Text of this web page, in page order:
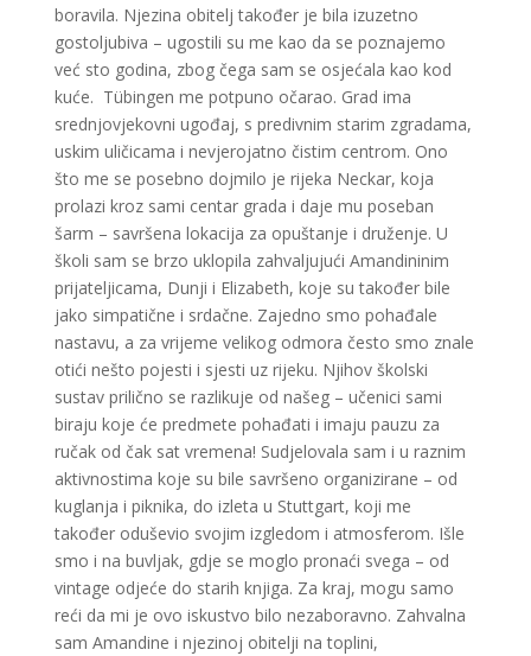
boravila. Njezina obitelj također je bila izuzetno
gostoljubiva – ugostili su me kao da se poznajemo
već sto godina, zbog čega sam se osjećala kao kod
kuće. Tübingen me potpuno očarao. Grad ima
srednjovjekovni ugođaj, s predivnim starim zgradama,
uskim uličicama i nevjerojatno čistim centrom. Ono
što me se posebno dojmilo je rijeka Neckar, koja
prolazi kroz sami centar grada i daje mu poseban
šarm – savršena lokacija za opuštanje i druženje. U
školi sam se brzo uklopila zahvaljujući Amandininim
prijateljicama, Dunji i Elizabeth, koje su također bile
jako simpatične i srdačne. Zajedno smo pohađale
nastavu, a za vrijeme velikog odmora često smo znale
otići nešto pojesti i sjesti uz rijeku. Njihov školski
sustav prilično se razlikuje od našeg – učenici sami
biraju koje će predmete pohađati i imaju pauzu za
ručak od čak sat vremena! Sudjelovala sam i u raznim
aktivnostima koje su bile savršeno organizirane – od
kuglanja i piknika, do izleta u Stuttgart, koji me
također oduševio svojim izgledom i atmosferom. Išle
smo i na buvljak, gdje se moglo pronaći svega – od
vintage odjeće do starih knjiga. Za kraj, mogu samo
reći da mi je ovo iskustvo bilo nezaboravno. Zahvalna
sam Amandine i njezinoj obitelji na toplini,